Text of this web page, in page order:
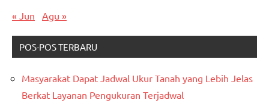
« Jun Agu »
POS-POS TERBARU
Masyarakat Dapat Jadwal Ukur Tanah yang Lebih Jelas
Berkat Layanan Pengukuran Terjadwal